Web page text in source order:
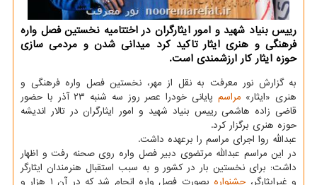
رییس بنیاد شهید و امور ایثارگران در اختتامیه نخستین فصل واره
فرهنگی و هنری ایثار تاکید کرد میدانی شدن و مردمی سازی
حوزه ایثار کار ارزشمندی است.
به گزارش نور معرفت به نقل از مهر، نخستین فصل واره فرهنگی و
هنری «ایثار» مراسم
پایانی خودرا عصر روز سه شنبه ۲۳ آذر با حضور
قاضی زاده هاشمی رییس بنیاد شهید و امور ایثارگران در تالار اندیشه
حوزه هنری برگزار کرد.
عبدالله روا اجرای مراسم را برعهده داشت.
در این مراسم عبدالله مرتضوی دبیر فصل واره روی صحنه رفت و اظهار
داشت: برای نخستین بار در کشور و به سبب استقبال هنرمندان ایثارگر
و غیرایثارگر، جشنواره
بصورت فصل واره انجام شد که در آن ۱ هزار و